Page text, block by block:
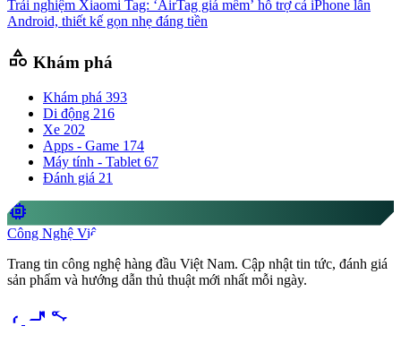
Trải nghiệm Xiaomi Tag: ‘AirTag giá mềm’ hỗ trợ cả iPhone lẫn
Android, thiết kế gọn nhẹ đáng tiền
category Khám phá
Khám phá 393
Di động 216
Xe 202
Apps - Game 174
Máy tính - Tablet 67
Đánh giá 21
memory
Công Nghệ Việt
Trang tin công nghệ hàng đầu Việt Nam. Cập nhật tin tức, đánh giá
sản phẩm và hướng dẫn thủ thuật mới nhất mỗi ngày.
videocam share